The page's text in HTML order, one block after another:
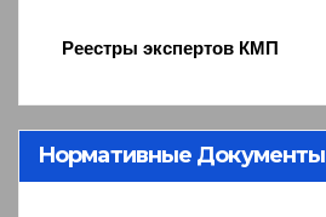
Реестры экспертов КМП
Нормативные Документы